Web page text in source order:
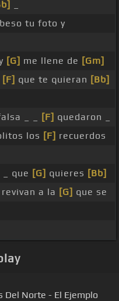
tu foto y
[G] me llene de [Gm]
[F] que te quieran [Bb]
_ _ [F] quedaron _
los [F] recuerdos
que [G] quieres [Bb]
a la [G] que se
Del Norte - El Ejemplo